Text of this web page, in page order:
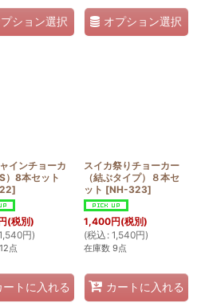
ション選択 オプション選択
インチョーカ
）8本セット
]
(税別)
円)
点
ートに入れる
スイカ祭りチョーカー
（結ぶタイプ）８本セ
ット [NH-323]
1,400円(税別)
(税込 : 1,540円)
在庫数 9点
カートに入れる